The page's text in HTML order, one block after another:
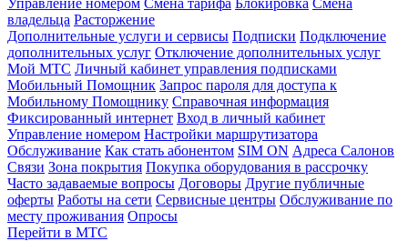
Управление номером Смена тарифа Блокировка Смена
владельца Расторжение
Дополнительные услуги и сервисы Подписки Подключение
дополнительных услуг Отключение дополнительных услуг
Мой МТС Личный кабинет управления подписками
Мобильный Помощник Запрос пароля для доступа к
Мобильному Помощнику Справочная информация
Фиксированный интернет Вход в личный кабинет
Управление номером Настройки маршрутизатора
Обслуживание Как стать абонентом SIM ON Адреса Салонов
Связи Зона покрытия Покупка оборудования в рассрочку
Часто задаваемые вопросы Договоры Другие публичные
оферты Работы на сети Сервисные центры Обслуживание по
месту проживания Опросы
Перейти в МТС